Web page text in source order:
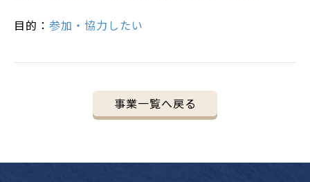
目的： 参加・協力したい
事業一覧へ戻る